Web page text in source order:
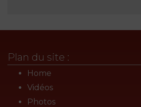
Plan du site :
Home
Vidéos
Photos